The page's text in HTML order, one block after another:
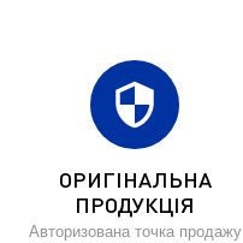
security
ОРИГІНАЛЬНА
ПРОДУКЦІЯ
Авторизована точка продажу